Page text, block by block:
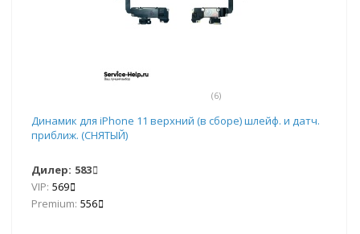
(6)
Динамик для iPhone 11 верхний (в сборе) шлейф. и датч.
приближ. (СНЯТЫЙ)
Дилер: 583
VIP: 569
Premium: 556